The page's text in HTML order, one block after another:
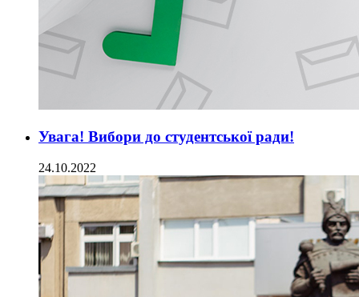
Увага! Вибори до студентської ради!
24.10.2022